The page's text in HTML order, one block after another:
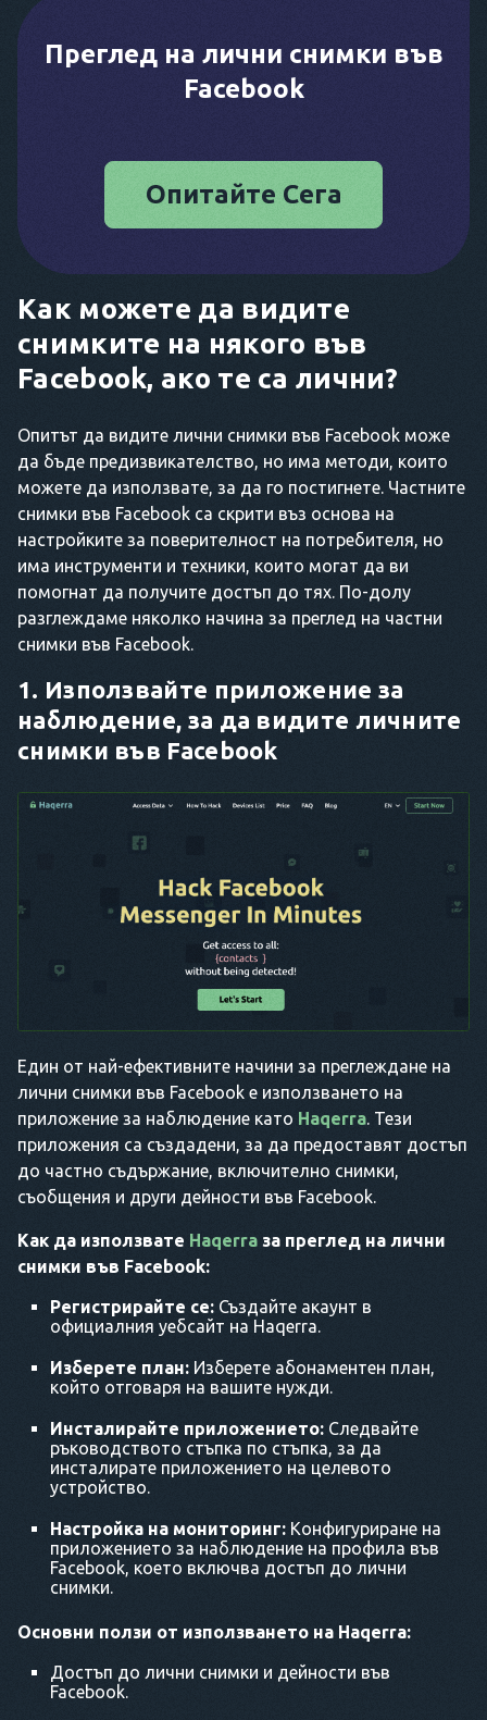
Преглед на лични снимки във
Facebook
Опитайте Сега
Как можете да видите
снимките на някого във
Facebook, ако те са лични?
Опитът да видите лични снимки във Facebook може
да бъде предизвикателство, но има методи, които
можете да използвате, за да го постигнете. Частните
снимки във Facebook са скрити въз основа на
настройките за поверителност на потребителя, но
има инструменти и техники, които могат да ви
помогнат да получите достъп до тях. По-долу
разглеждаме няколко начина за преглед на частни
снимки във Facebook.
1. Използвайте приложение за
наблюдение, за да видите личните
снимки във Facebook
Един от най-ефективните начини за преглеждане на
лични снимки във Facebook е използването на
приложение за наблюдение като Haqerra . Тези
приложения са създадени, за да предоставят достъп
до частно съдържание, включително снимки,
съобщения и други дейности във Facebook.
Как да използвате Haqerra за преглед на лични
снимки във Facebook:
Регистрирайте се: Създайте акаунт в
официалния уебсайт на Haqerra.
Изберете план: Изберете абонаментен план,
който отговаря на вашите нужди.
Инсталирайте приложението: Следвайте
ръководството стъпка по стъпка, за да
инсталирате приложението на целевото
устройство.
Настройка на мониторинг: Конфигуриране на
приложението за наблюдение на профила във
Facebook, което включва достъп до лични
снимки.
Основни ползи от използването на Haqerra:
Достъп до лични снимки и дейности във
Facebook.